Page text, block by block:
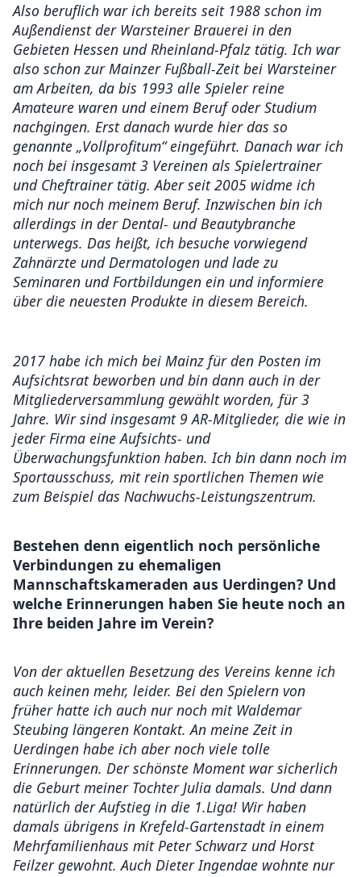
Also beruflich war ich bereits seit 1988 schon im
Außendienst der Warsteiner Brauerei in den
Gebieten Hessen und Rheinland-Pfalz tätig. Ich war
also schon zur Mainzer Fußball-Zeit bei Warsteiner
am Arbeiten, da bis 1993 alle Spieler reine
Amateure waren und einem Beruf oder Studium
nachgingen. Erst danach wurde hier das so
genannte „Vollprofitum“ eingeführt. Danach war ich
noch bei insgesamt 3 Vereinen als Spielertrainer
und Cheftrainer tätig. Aber seit 2005 widme ich
mich nur noch meinem Beruf. Inzwischen bin ich
allerdings in der Dental- und Beautybranche
unterwegs. Das heißt, ich besuche vorwiegend
Zahnärzte und Dermatologen und lade zu
Seminaren und Fortbildungen ein und informiere
über die neuesten Produkte in diesem Bereich.
2017 habe ich mich bei Mainz für den Posten im
Aufsichtsrat beworben und bin dann auch in der
Mitgliederversammlung gewählt worden, für 3
Jahre. Wir sind insgesamt 9 AR-Mitglieder, die wie in
jeder Firma eine Aufsichts- und
Überwachungsfunktion haben. Ich bin dann noch im
Sportausschuss, mit rein sportlichen Themen wie
zum Beispiel das Nachwuchs-Leistungszentrum.
Bestehen denn eigentlich noch persönliche
Verbindungen zu ehemaligen
Mannschaftskameraden aus Uerdingen? Und
welche Erinnerungen haben Sie heute noch an
Ihre beiden Jahre im Verein?
Von der aktuellen Besetzung des Vereins kenne ich
auch keinen mehr, leider. Bei den Spielern von
früher hatte ich auch nur noch mit Waldemar
Steubing längeren Kontakt. An meine Zeit in
Uerdingen habe ich aber noch viele tolle
Erinnerungen. Der schönste Moment war sicherlich
die Geburt meiner Tochter Julia damals. Und dann
natürlich der Aufstieg in die 1.Liga! Wir haben
damals übrigens in Krefeld-Gartenstadt in einem
Mehrfamilienhaus mit Peter Schwarz und Horst
Feilzer gewohnt. Auch Dieter Ingendae wohnte nur